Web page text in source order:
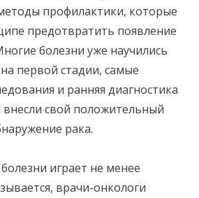
профилактики, которые
предотвратить появление
болезни уже научились
первой стадии, самые
и ранняя диагностика
внесли свой положительный
рака.
играет не менее
врачи-онкологи